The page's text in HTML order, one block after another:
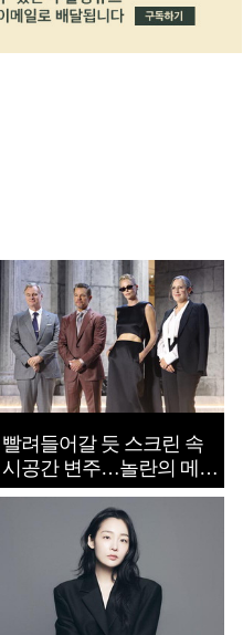
빨려들어갈 듯 스크린 속
시공간 변주…놀란의 메시
지는 ‘전쟁 속죄’